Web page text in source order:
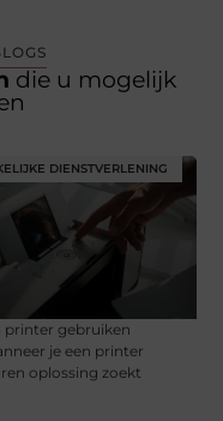
die u mogelijk
DIENSTVERLENING
printer gebruiken
je een printer
oplossing zoekt